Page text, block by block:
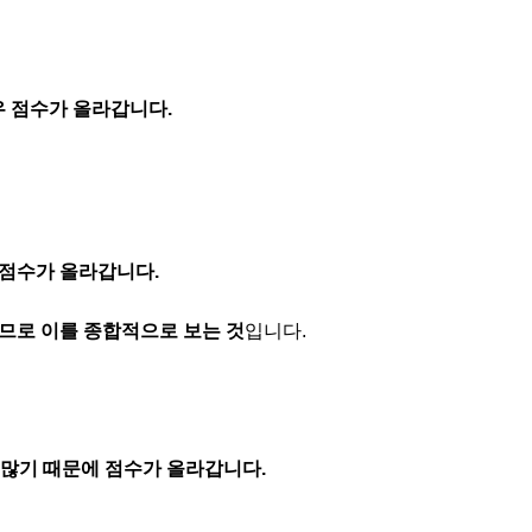
점수가 올라갑니다.
수가 올라갑니다.
로 이를 종합적으로 보는 것입니다.
기 때문에 점수가 올라갑니다.